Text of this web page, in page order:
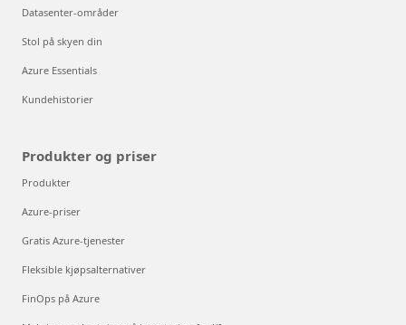
Datasenter-områder
Stol på skyen din
Azure Essentials
Kundehistorier
Produkter og priser
Produkter
Azure-priser
Gratis Azure-tjenester
Fleksible kjøpsalternativer
FinOps på Azure